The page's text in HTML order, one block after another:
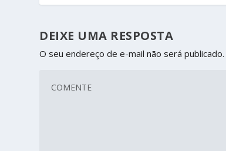
DEIXE UMA RESPOSTA
O seu endereço de e-mail não será publicado.